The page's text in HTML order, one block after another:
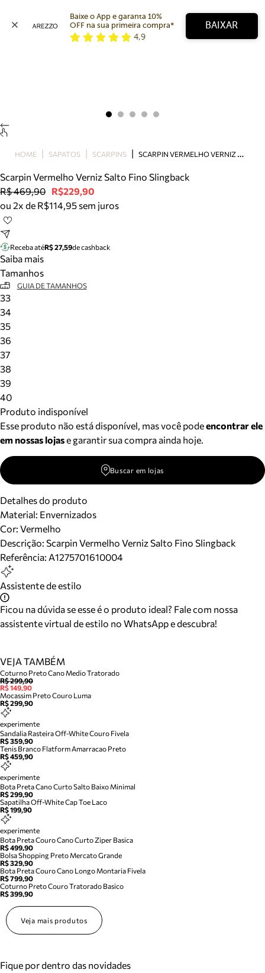
Bolsa
Tamanco
Tênis
Mule
Tire dúvidas sobre pedidos, devoluções e mais.
Meus pedidos
Acompanhe seus pedidos e solicite devoluções.
Baixe o App e garanta 10%
OFF na sua primeira compra*
4,9
BAIXAR
HOME SAPATOS SCARPINS S
CARPIN VERMELHO VERNIZ SALTO FINO SLINGBACK
Scarpin Vermelho Verniz Salto Fino Slingback
R$ 469,90 R$229,90
ou 2x de R$114,95 sem juros
Receba atéR$ 27,59de cashback
Saiba mais
Tamanhos
GUIA DE TAMANHOS
33
34
35
36
37
38
39
40
Produto indisponível
Esse produto não está disponível, mas você podeencontrar ele
em nossas lojase garantir sua compra ainda hoje.
Buscar em lojas
Detalhes do produto
Material: Envernizados
Cor: Vermelho
Descrição: Scarpin Vermelho Verniz Salto Fino Slingback
Referência: A1275701610004
Assistente de estilo
Ficou na dúvida se esse é o produto ideal? Fale com nossa
assistente virtual de estilo no WhatsApp e descubra!
VEJA TAMBÉM
Coturno Preto Cano Medio Tratorado
R$ 299,90
R$ 149,90
Mocassim Preto Couro Luma
R$ 299,90
experimente
Sandalia Rasteira Off-White Couro Fivela
R$ 359,90
Tenis Branco Flatform Amarracao Preto
R$ 459,90
experimente
Bota Preta Cano Curto Salto Baixo Minimal
R$ 299,90
Sapatilha Off-White Cap Toe Laco
R$ 199,90
experimente
Bota Preta Couro Cano Curto Ziper Basica
R$ 499,90
Bolsa Shopping Preto Mercato Grande
R$ 329,90
Bota Preta Couro Cano Longo Montaria Fivela
R$ 799,90
Coturno Preto Couro Tratorado Basico
R$ 399,90
Veja mais produtos
Fique por dentro das novidades